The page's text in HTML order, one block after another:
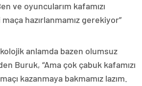
ve oyuncularım kafamızı
hazırlanmamız gerekiyor”
anlamda bazen olumsuz
Buruk, “Ama çok çabuk kafamızı
kazanmaya bakmamız lazım.